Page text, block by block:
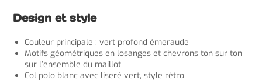
Design et style
Couleur principale : vert profond émeraude
Motifs géométriques en losanges et chevrons ton sur ton
sur l’ensemble du maillot
Col polo blanc avec liseré vert, style rétro